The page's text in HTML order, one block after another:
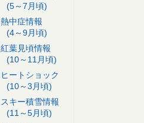
(5～7月頃)
熱中症情報
(4～9月頃)
紅葉見頃情報
(10～11月頃)
ヒートショック
(10～3月頃)
スキー積雪情報
(11～5月頃)